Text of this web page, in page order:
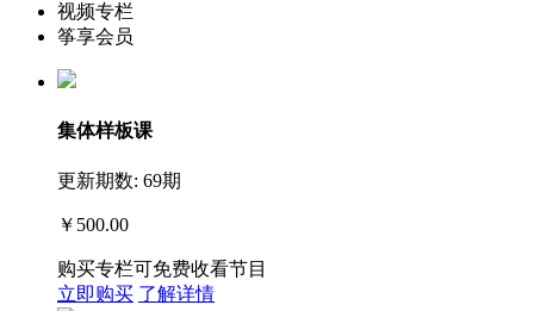
视频专栏
筝享会员
集体样板课
更新期数: 69期
￥500.00
购买专栏可免费收看节目
立即购买 了解详情